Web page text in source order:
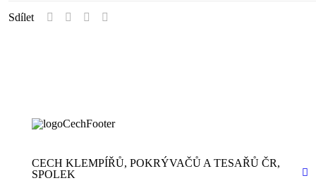
Sdílet
CECH KLEMPÍŘŮ, POKRÝVAČŮ A TESAŘŮ ČR,
SPOLEK